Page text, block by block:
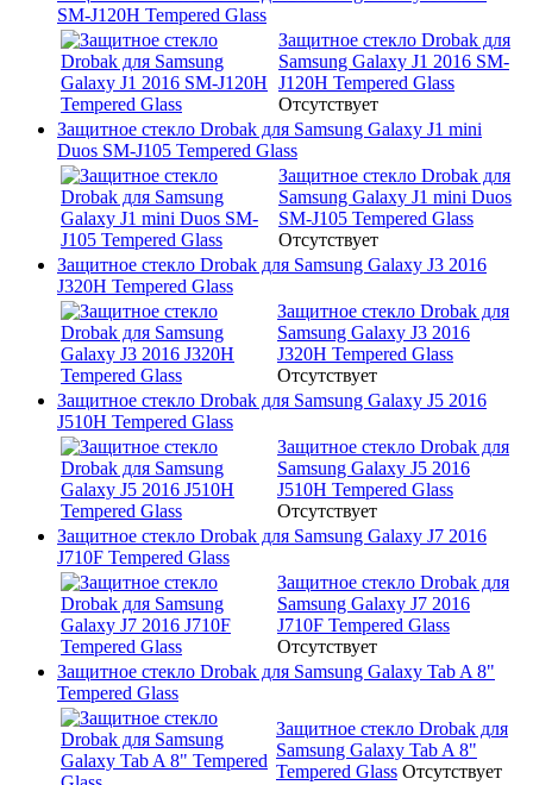
SM-J120H Tempered Glass
Защитное стекло Drobak для
Samsung Galaxy J1 2016 SM-
J120H Tempered Glass
Отсутствует
Защитное стекло Drobak для Samsung Galaxy J1 mini
Duos SM-J105 Tempered Glass
Защитное стекло Drobak для
Samsung Galaxy J1 mini Duos
SM-J105 Tempered Glass
Отсутствует
Защитное стекло Drobak для Samsung Galaxy J3 2016
J320H Tempered Glass
Защитное стекло Drobak для
Samsung Galaxy J3 2016
J320H Tempered Glass
Отсутствует
Защитное стекло Drobak для Samsung Galaxy J5 2016
J510H Tempered Glass
Защитное стекло Drobak для
Samsung Galaxy J5 2016
J510H Tempered Glass
Отсутствует
Защитное стекло Drobak для Samsung Galaxy J7 2016
J710F Tempered Glass
Защитное стекло Drobak для
Samsung Galaxy J7 2016
J710F Tempered Glass
Отсутствует
Защитное стекло Drobak для Samsung Galaxy Tab A 8"
Tempered Glass
Защитное стекло Drobak для
Samsung Galaxy Tab A 8"
Tempered Glass Отсутствует